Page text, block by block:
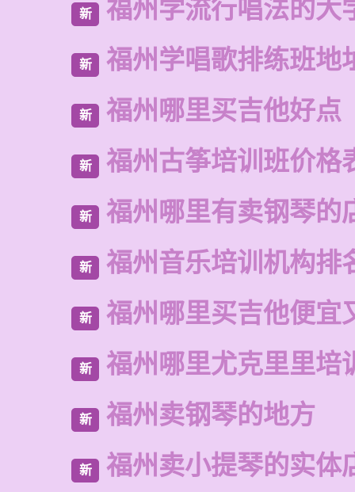
新 福州学流行唱法的大
新 福州学唱歌排练班地
新 福州哪里买吉他好点
新 福州古筝培训班价格
新 福州哪里有卖钢琴的
新 福州音乐培训机构排
新 福州哪里买吉他便宜
新 福州哪里尤克里里培
新 福州卖钢琴的地方
新 福州卖小提琴的实体